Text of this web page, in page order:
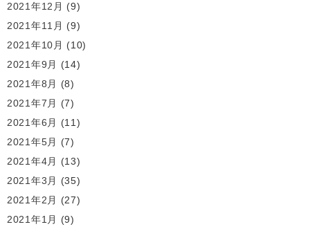
2021年12月 (9)
2021年11月 (9)
2021年10月 (10)
2021年9月
(14)
2021年8月
(8)
2021年7月
(7)
2021年6月
(11)
2021年5月
(7)
2021年4月
(13)
2021年3月
(35)
2021年2月
(27)
2021年1月
(9)